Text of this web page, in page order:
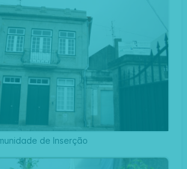
de Inserção